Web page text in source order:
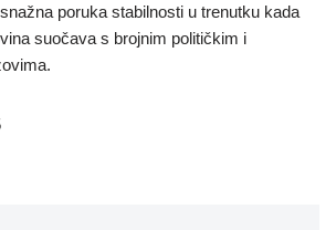
poruka stabilnosti u trenutku kada
suočava s brojnim političkim i